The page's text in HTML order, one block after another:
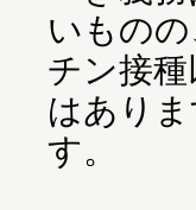
いもの
チン接
はあり
す。